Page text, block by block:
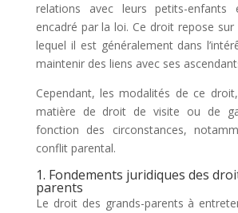
relations avec leurs petits-
encadré par la loi. Ce droit repose sur
lequel il est généralement dans
maintenir des liens avec ses
Cependant, les modalités de ce
matière de droit de visite ou de
fonction des circonstances,
conflit parental.
1. Fondements juridiques des
parents
Le droit des grands-parents à